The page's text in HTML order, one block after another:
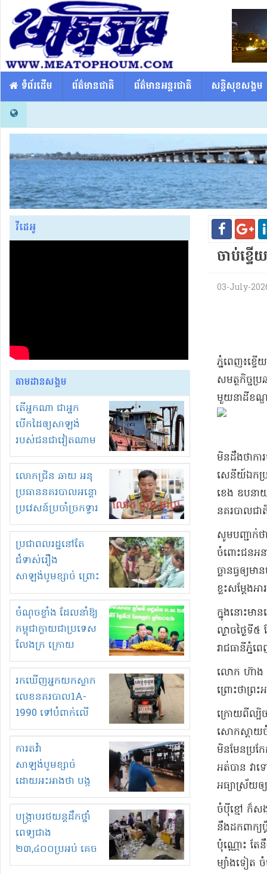
​​ ទំព័រដើម ព័ត៌មានជាតិ ព័ត៌មានអន្តរជាតិ សន្តិសុខសង្គម
វីដេអូ
តាមដានសង្គម
តើអ្នកណា ជាអ្នក
បើកដៃឲ្យសាឡង់
របស់ជនជាវៀតណាម
ចូល មកខុស
ច្បាប់លួចបូមខ្សាច់នៅ
ក្នុងប្រទេសកម្ពុជា
លោកជ្រិន ឆាយ អនុ
ប្រធាននគរបាលអន្តោ
ប្រវេសន៍ប្រចាំច្រកទ្វារ
ព្រំដែនភ្នំឌិន និងឈ្មួញ
មួយចំនួនទៀត
កំពង់តែគុបគិតគ្នា
ធ្វើសកម្មភាពរកស៊ីនិង
ស្តុកទំនិញគេចពន្ធ?
ប្រជាពលរដ្ឋនៅតែ
ជំទាស់រឿង
សាឡង់បូមខ្សាច់ ព្រោះ
ខ្លាចបាក់ច្រាំងទៀត!
ចំណុចខ្លាំង ដែលនាំឱ្យ
កម្ពុជាក្លាយជាប្រទេស
លែងក្រ ក្រោយ
ឆ្នាំ២០៣០
រកឃើញអ្នកយកស្លាក
លេខនគរបាល1A-
1990 ទៅបំពាក់លើ
ម៉ូតូរបស់ខ្លួន ដាកផ្លាក
រត់ឌុបហើយ
ការតវ៉ា
សាឡង់បូមខ្សាច់
ដោយអះអាងថា បង្ក
បាក់ច្រាំងទន្លេ និង
រំខានទាំងយប់ទាំងថ្ងៃ
បង្ក្រាបរថយន្តដឹកថ្នាំ
ពេទ្យជាង
២៣,៤០០ប្រអប់ គេច
ពន្ធនិងអត់ច្បាប់នាំ
ចាប់​ខ្ទើ
03-July-
ភ្នំពេញ​៖​ខ្ទ
សមត្ថកិច្ច​ប្
មួយនា​ដី​ខណ្
មិនដឹងថា​កា
សេនីយ៍​ឯក​ប្រ
ខេង ឧបនាយ
នគរបាល​ជ
សូមបញ្ជាក់
ចំពោះ​ជនអន
ច្ឆា​ន​ធ្វ​ឲ្យ​ម
ខ្លះ​សម្តែង​អ
ក្នុងនោះ​មា
ល្ងាច​ថ្ងៃទី​
រាជធានី​ភ្នំ
លោក ហ៊ាង
ព្រោះថា​ព្រ
ក្រោយពី​ល្បិ
សោកស្តាយ​
មិនមែន​ប្រក
អត់​បាន វា​
អធ្យាស្រ័យ​ឲ្
ចំប៉ី​ខ្មៅ ក៏​សង្
នឹង​ដក​ពាក្យ​
ប៉ុណ្ណោះ តែ​
ម្យ៉ាងទៀត